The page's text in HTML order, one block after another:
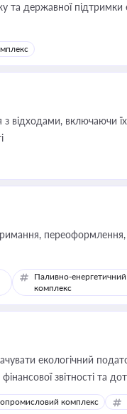
державної підтримки
відходами, включаючи
переоформлення,
Паливно-енергетичний
комплекс
екологічний
звітності та
комплекс